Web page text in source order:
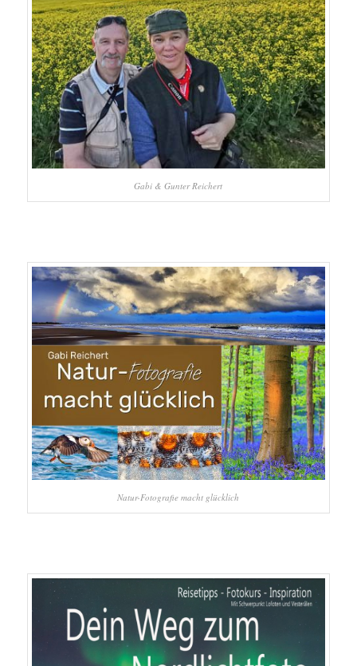
Gabi & Gunter Reichert
Natur-Fotografie macht glücklich